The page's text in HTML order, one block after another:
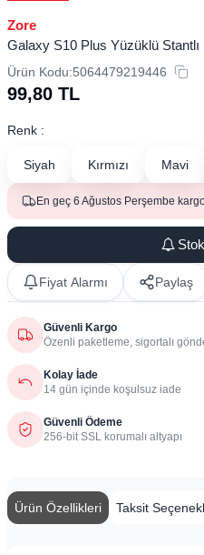
Zore
Galaxy S10 Plus Yüzüklü Stantlı
Ürün Kodu:5064479219446
99,80 TL
Renk :
Siyah Kırmızı Mavi
En geç 6 Ağustos Perşembe
Fiyat Alarmı Paylaş
Güvenli Kargo
Özenli paketleme, sigortalı
Kolay İade
14 gün içinde koşulsuz iade
Güvenli Ödeme
256-bit SSL korumalı altyapı
Ürün Özellikleri Taksit